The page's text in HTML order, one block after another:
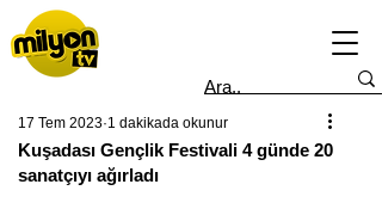
Kuşadası Gençlik Festivali 4 günde 20
sanatçıyı ağırladı
17 Tem 2023 1 dakikada okunur